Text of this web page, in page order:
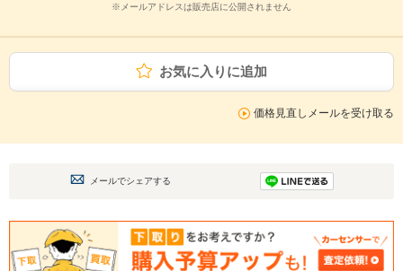
※メールアドレスは販売店に公開されません
お気に入りに追加
価格見直しメールを受け取る
メールでシェアする